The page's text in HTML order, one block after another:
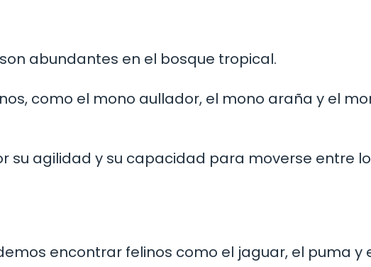
abundantes en el bosque tropical.
como el mono aullador, el mono araña y el
su agilidad y su capacidad para moverse entre
encontrar felinos como el jaguar, el puma y